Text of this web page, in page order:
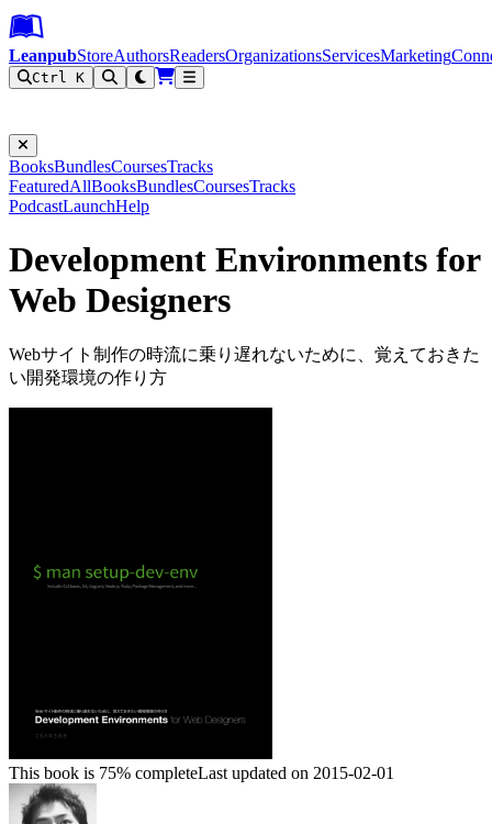
Leanpub Header
Leanpub Navigation
Skip to main content
Go to Leanpub.com
LeanpubStoreAuthorsReadersOrganizationsServicesMarketing
Ctrl K
BooksBundlesCoursesTracks
FeaturedAllBooksBundlesCoursesTracks
PodcastLaunchHelp
Development Environments for
Web Designers
Webサイト制作の時流に乗り遅れないために、覚えておきた
い開発環境の作り方
This book is 75% completeLast updated on 2015-02-01